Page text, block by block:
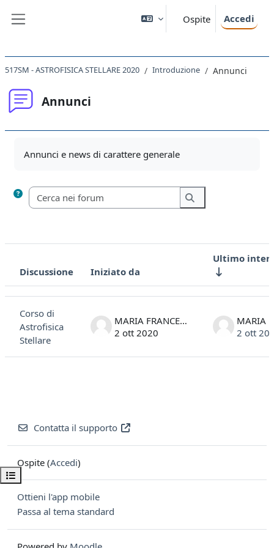
Ospite Accedi
Apri indice del corso
517SM - ASTROFISICA STELLARE 2020 Introduzione Annunci
Annunci
Annunci e news di carattere generale
Cerca nei forum
Cerca nei forum
Stato
Discussione Iniziato da
Ultimo
Corso di
Astrofisica
Stellare
MARIA FRANCESCA MATTEUCCI
2 ott 2020
2 ott
Contatta il supporto
Ospite (Accedi)
Ottieni l'app mobile
Passa al tema standard